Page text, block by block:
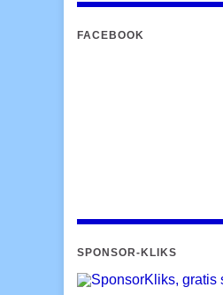
FACEBOOK
SPONSOR-KLIKS